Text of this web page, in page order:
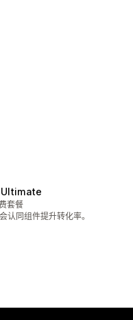
套餐
认同组件提升转化率。